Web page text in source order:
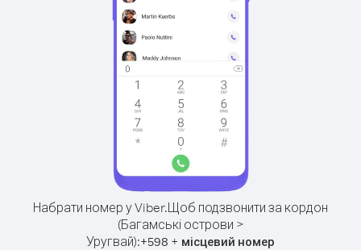
Набрати номер у Viber.Щоб подзвонити за кордон
(Багамські острови >
Уругвай):+598 + місцевий номер